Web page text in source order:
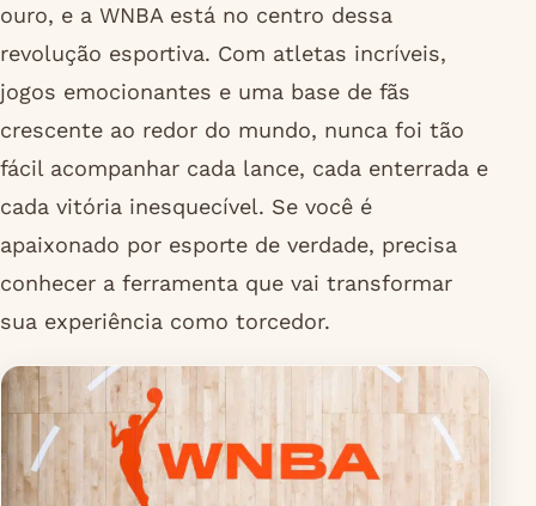
ouro, e a WNBA está no centro dessa
revolução esportiva. Com atletas incríveis,
jogos emocionantes e uma base de fãs
crescente ao redor do mundo, nunca foi tão
fácil acompanhar cada lance, cada enterrada e
cada vitória inesquecível. Se você é
apaixonado por esporte de verdade, precisa
conhecer a ferramenta que vai transformar
sua experiência como torcedor.